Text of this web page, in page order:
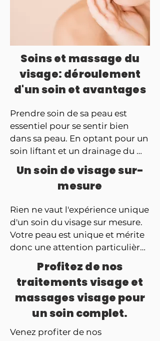
Soins et massage du
visage: déroulement
d'un soin et avantages
Prendre soin de sa peau est
essentiel pour se sentir bien
dans sa peau. En optant pour un
soin liftant et un drainage du
visage, vous pouvez vous relaxer
et profiter d'un moment de
bien-être absolu. Le processus
profondeur de la peau,
éliminant les impuretés et les
cellules mortes. Ensuite, un
massage doux est effectué pour
stimuler la circulation sanguine
et lymphatique, donnant ainsi
une peau plus lisse et ferme et
réduisant les poches et les
cernes. Des produits
spécialement formulés pour
raffermir et tonifier la peau sont
Un soin de visage sur-
mesure
Rien ne vaut l'expérience unique
d'un soin du visage sur mesure.
Votre peau est unique et mérite
donc une attention particulière.
Nos soins sont conçus pour
répondre à vos besoins
individuels, qu'il s'agisse d'une
peau grasse, sèche ou sensible,
ou de cibler des problèmes tels
que les rides, l'éclat du teint et
les tensions du visage. Vous
Profitez de nos
traitements visage et
massages visage pour
un soin complet.
Venez profiter de nos